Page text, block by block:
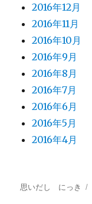
2016年12月
2016年11月
2016年10月
2016年9月
2016年8月
2016年7月
2016年6月
2016年5月
2016年4月
思いだし にっき